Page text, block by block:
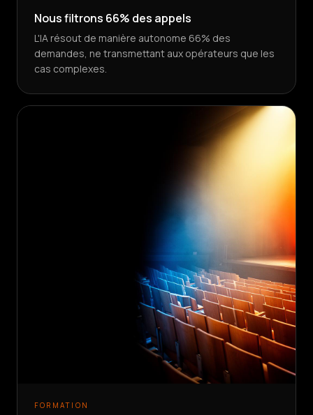
Nous filtrons 66% des appels
L'IA résout de manière autonome 66% des
demandes, ne transmettant aux opérateurs que les
cas complexes.
FORMATION